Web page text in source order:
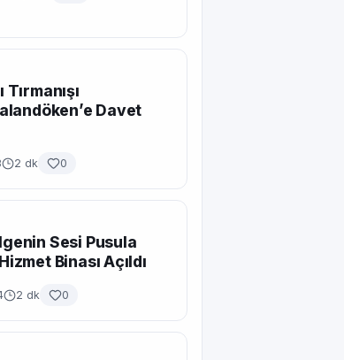
Davet
2 dk 0
Sesi Pusula
Binası Açıldı
2 dk 0